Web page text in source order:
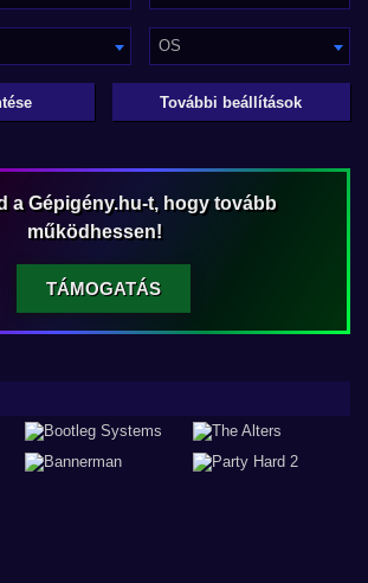
OS
További beállítások
a Gépigény.hu-t, hogy tovább
működhessen!
TÁMOGATÁS